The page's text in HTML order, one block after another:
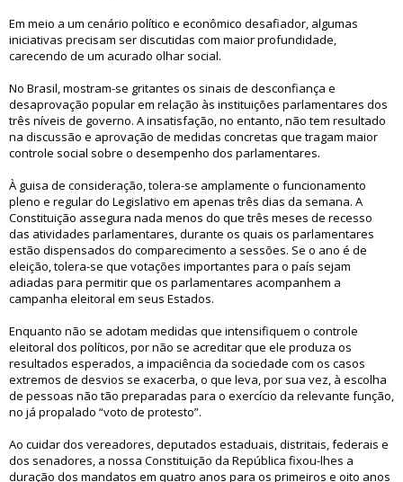
Em meio a um cenário político e econômico desafiador, algumas
iniciativas precisam ser discutidas com maior profundidade,
carecendo de um acurado olhar social.
No Brasil, mostram-se gritantes os sinais de desconfiança e
desaprovação popular em relação às instituições parlamentares dos
três níveis de governo. A insatisfação, no entanto, não tem resultado
na discussão e aprovação de medidas concretas que tragam maior
controle social sobre o desempenho dos parlamentares.
À guisa de consideração, tolera-se amplamente o funcionamento
pleno e regular do Legislativo em apenas três dias da semana. A
Constituição assegura nada menos do que três meses de recesso
das atividades parlamentares, durante os quais os parlamentares
estão dispensados do comparecimento a sessões. Se o ano é de
eleição, tolera-se que votações importantes para o país sejam
adiadas para permitir que os parlamentares acompanhem a
campanha eleitoral em seus Estados.
Enquanto não se adotam medidas que intensifiquem o controle
eleitoral dos políticos, por não se acreditar que ele produza os
resultados esperados, a impaciência da sociedade com os casos
extremos de desvios se exacerba, o que leva, por sua vez, à escolha
de pessoas não tão preparadas para o exercício da relevante função,
no já propalado “voto de protesto”.
Ao cuidar dos vereadores, deputados estaduais, distritais, federais e
dos senadores, a nossa Constituição da República fixou-lhes a
duração dos mandatos em quatro anos para os primeiros e oito anos